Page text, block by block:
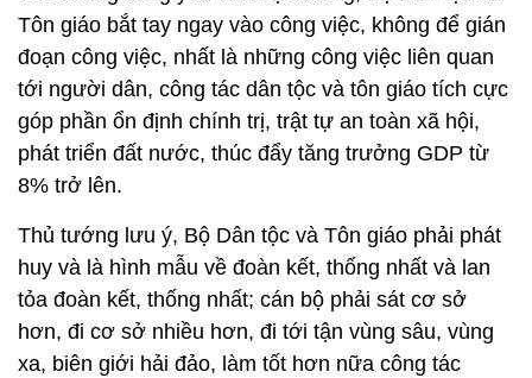
Tôn giáo bắt tay ngay vào công việc, không để gián
đoạn công việc, nhất là những công việc liên quan
tới người dân, công tác dân tộc và tôn giáo tích cực
góp phần ổn định chính trị, trật tự an toàn xã hội,
phát triển đất nước, thúc đẩy tăng trưởng GDP từ
8% trở lên.
Thủ tướng lưu ý, Bộ Dân tộc và Tôn giáo phải phát
huy và là hình mẫu về đoàn kết, thống nhất và lan
tỏa đoàn kết, thống nhất; cán bộ phải sát cơ sở
hơn, đi cơ sở nhiều hơn, đi tới tận vùng sâu, vùng
xa, biên giới hải đảo, làm tốt hơn nữa công tác